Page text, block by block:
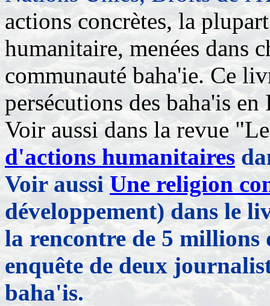
actions concrètes, la
humanitaire, menées dans
communauté baha'ie. Ce
persécutions des baha'is en
Voir aussi dans la revue
d'actions humanitaires
Voir aussiUne religion
développement) dans le
la rencontre de 5
enquête de deux
baha'is.